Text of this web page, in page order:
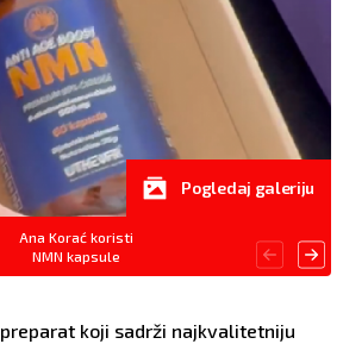
Ana Korać koristi
NMN kapsule
Pogledaj galeriju
preparat koji sadrži najkvalitetniju